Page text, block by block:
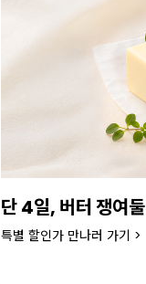
단 4일, 버터 쟁여
특별 할인가 만나러 가기 >